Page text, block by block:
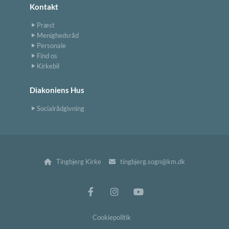
Kontakt
Præst
Menighedsråd
Personale
Find os
Kirkebil
Diakoniens Hus
Socialrådgivning
 Tingbjerg Kirke  tingbjerg.sogn@km.dk
Cookiepolitik